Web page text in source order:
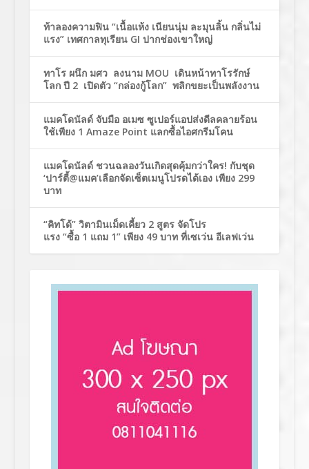
ท้าลองความฟิน “เนื้อแห้ง เนียนนุ่ม ละมุนลิ้น กลิ่นไม่
แรง” เทศกาลทุเรียน GI ปากช่องเขาใหญ่
ทาโร ผนึก มศว ลงนาม MOU เดินหน้าทาโรรักษ์
โลก ปี 2 เปิดตัว “กล่องกู้โลก” พลิกขยะเป็นพลังงาน
แมคโดนัลด์ จับมือ อเมซ ซูเปอร์แอปส่งดีลคลายร้อน
ใช้เพียง 1 Amaze Point แลกซื้อไอศกรีมโคน
แมคโดนัลด์ ชวนฉลองวันเกิดสุดคุ้มกว่าใคร! กับชุด
‘ปาร์ตี้@แมค’เลือกจัดเซ็ตเมนูโปรดได้เอง เพียง 299
บาท
“คิทโด้” วิตามินเม็ดเคี้ยว 2 สูตร จัดโปร
แรง “ซื้อ 1 แถม 1” เพียง 49 บาท ที่เซเว่น อีเลฟเว่น